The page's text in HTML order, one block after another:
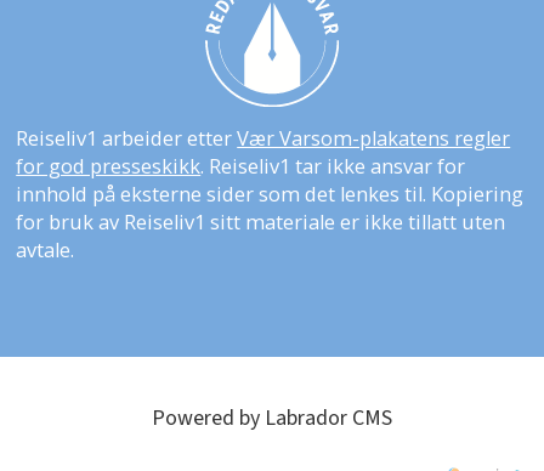
Reiseliv1 arbeider etterVær Varsom-plakatens regler
for god presseskikk. Reiseliv1 tar ikke ansvar for
innhold på eksterne sider som det lenkes til. Kopiering
for bruk av Reiseliv1 sitt materiale er ikke tillatt uten
avtale.
Powered by Labrador CMS